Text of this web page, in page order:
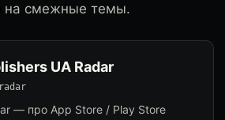
на смежные темы.
UA Radar
— про App Store / Play Store